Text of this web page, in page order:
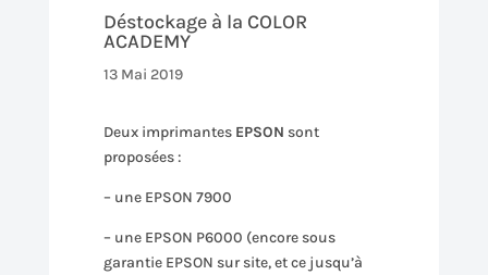
Déstockage à la COLOR
ACADEMY
13 Mai 2019
Deux imprimantes EPSON sont
proposées :
– une EPSON 7900
– une EPSON P6000 (encore sous
garantie EPSON sur site, et ce jusqu’à